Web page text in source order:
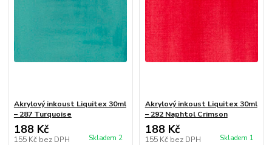
Akrylový inkoust Liquitex 30ml
– 287 Turquoise
188 Kč
155 Kč bez DPH Skladem 2
Akrylový inkoust Liquitex 30ml
– 292 Naphtol Crimson
188 Kč
155 Kč bez DPH Skladem 1